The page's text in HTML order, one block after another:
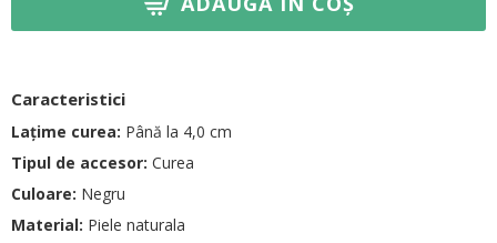
Caracteristici
Lațime curea: Până la 4,0 cm
Tipul de accesor: Curea
Culoare: Negru
Material: Piele naturala